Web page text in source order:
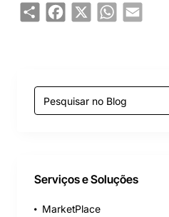
ShareFacebook
X WhatsApp
Email
Serviços e Soluções
MarketPlace